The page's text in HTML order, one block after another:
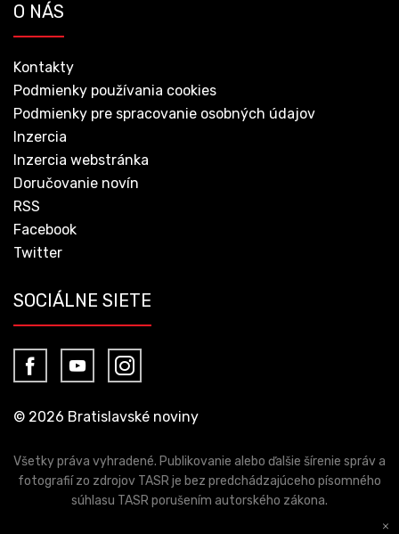
O NÁS
Kontakty
Podmienky používania cookies
Podmienky pre spracovanie osobných údajov
Inzercia
Inzercia webstránka
Doručovanie novín
RSS
Facebook
Twitter
SOCIÁLNE SIETE
© 2026 Bratislavské noviny
Všetky práva vyhradené. Publikovanie alebo ďalšie šírenie správ a
fotografií zo zdrojov TASR je bez predchádzajúceho písomného
súhlasu TASR porušením autorského zákona.